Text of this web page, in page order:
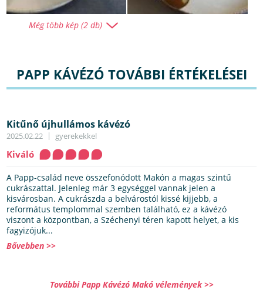
Még több kép (2 db)
PAPP KÁVÉZÓ TOVÁBBI ÉRTÉKELÉSEI
Kitűnő újhullámos kávézó
2025.02.22 gyerekekkel
Kiváló
A Papp-család neve összefonódott Makón a magas szintű
cukrászattal. Jelenleg már 3 egységgel vannak jelen a
kisvárosban. A cukrászda a belvárostól kissé kijjebb, a
református templommal szemben található, ez a kávézó
viszont a központban, a Széchenyi téren kapott helyet, a kis
fagyizójuk...
Bővebben >>
További Papp Kávézó Makó vélemények >>